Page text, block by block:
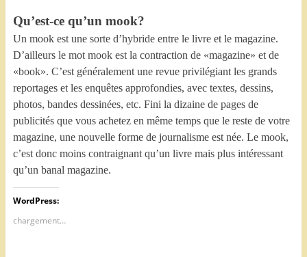
Qu’est-ce qu’un mook?
Un mook est une sorte d’hybride entre le livre et le magazine.
D’ailleurs le mot mook est la contraction de «magazine» et de
«book». C’est généralement une revue privilégiant les grands
reportages et les enquêtes approfondies, avec textes, dessins,
photos, bandes dessinées, etc. Fini la dizaine de pages de
publicités que vous achetez en même temps que le reste de votre
magazine, une nouvelle forme de journalisme est née. Le mook,
c’est donc moins contraignant qu’un livre mais plus intéressant
qu’un banal magazine.
WordPress:
chargement…